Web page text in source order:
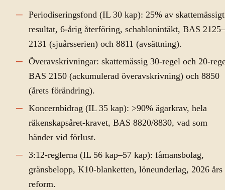
Periodiseringsfond (IL 30 kap): 25% av skattemässigt
resultat, 6-årig återföring, schablonintäkt, BAS 2125–
2131 (sjuårsserien) och 8811 (avsättning).
Överavskrivningar: skattemässig 30-regel och 20-
BAS 2150 (ackumulerad överavskrivning) och 8850
(årets förändring).
Koncernbidrag (IL 35 kap): >90% ägarkrav, hela
räkenskapsåret-kravet, BAS 8820/8830, vad som
händer vid förlust.
3:12-reglerna (IL 56 kap–57 kap): fåmansbolag,
gränsbelopp, K10-blanketten, löneunderlag, 2026 års
reform.